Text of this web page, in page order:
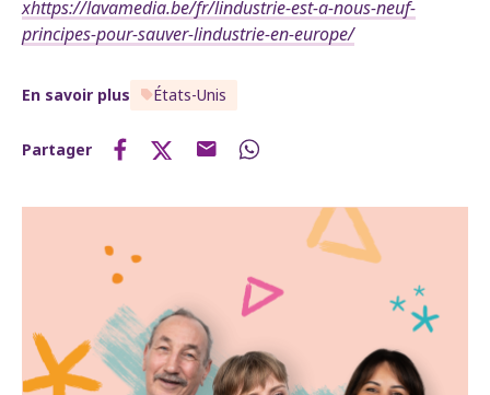
xhttps://lavamedia.be/fr/lindustrie-est-a-nous-neuf-
principes-pour-sauver-lindustrie-en-europe/
En savoir plus États-Unis
Partager